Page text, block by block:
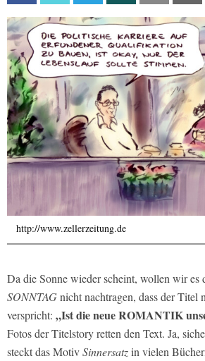
http://www.zellerzeitung.de
Da die Sonne wieder scheint, wollen wir es
SONNTAGnicht nachtragen, dass der Titel
verspricht: „Ist die neue ROMANTIK
Fotos der Titelstory retten den Text. Ja,
steckt das MotivSinnersatzin vielen